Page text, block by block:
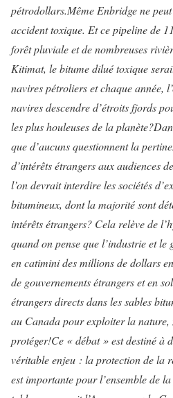
pétrodollars.Même Enbridge ne
accident toxique. Et ce pipeline de
forêt pluviale et de nombreuses
Kitimat, le bitume dilué toxique
navires pétroliers et chaque année,
navires descendre d’étroits fjords
les plus houleuses de la planète?
que d’aucuns questionnent la
d’intérêts étrangers aux audiences
l’on devrait interdire les sociétés
bitumineux, dont la majorité sont
intérêts étrangers? Cela relève de
quand on pense que l’industrie et le
en catimini des millions de dollars
de gouvernements étrangers et en
étrangers directs dans les sables
au Canada pour exploiter la
protéger!Ce « débat » est destiné à
véritable enjeu : la protection de la
est importante pour l’ensemble de